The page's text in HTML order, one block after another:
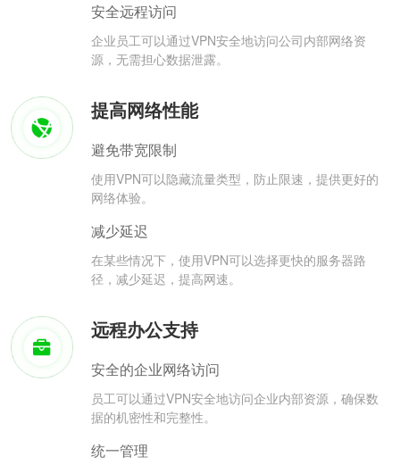
安全远程访问
企业员工可以通过VPN安全地访问公司内部网络资
源，无需担心数据泄露。
提高网络性能
避免带宽限制
使用VPN可以隐藏流量类型，防止限速，提供更好的
网络体验。
减少延迟
在某些情况下，使用VPN可以选择更快的服务器路
径，减少延迟，提高网速。
远程办公支持
安全的企业网络访问
员工可以通过VPN安全地访问企业内部资源，确保数
据的机密性和完整性。
统一管理